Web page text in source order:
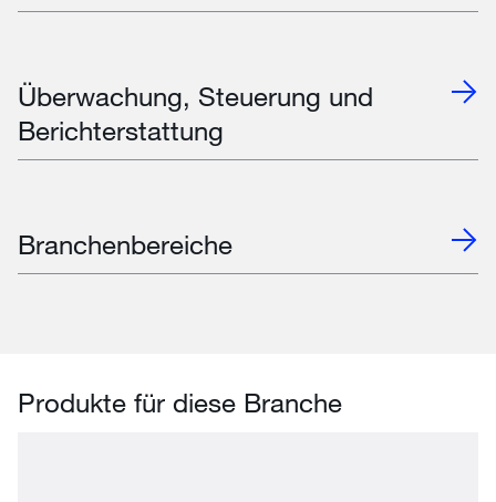
Überwachung, Steuerung und
Berichterstattung
Branchenbereiche
Produkte für diese Branche